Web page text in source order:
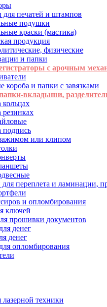
для печатей и штампов
подушки
краски (мастика)
продукция
физические
и папки
с арочным
короба и папки с завязками
вкладыши,
подпись
или клипом
переплета и ламинации,
и опломбирования
ключей
прошивки документов
денег
денег
опломбирования
техники